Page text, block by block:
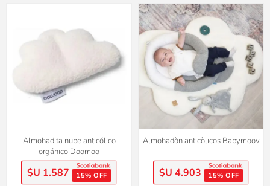
Almohadita nube anticólico
orgánico Doomoo
$U 1.587 15% OFF
Almohadòn anticòlicos Babymoov
$U 4.903 15% OFF